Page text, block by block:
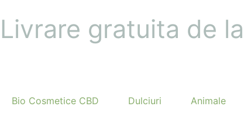
Livrare gratuita de
Bio Cosmetice CBD Dulciuri Animale